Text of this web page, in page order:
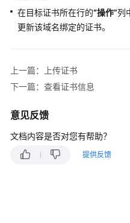
助
档
户
南
（阿
在目标证书所在行的“操作”列
更新该域名绑定的证书。
上一篇：上传证书
下一篇：查看证书信息
意见反馈
文档内容是否对您有帮助？
提供反馈